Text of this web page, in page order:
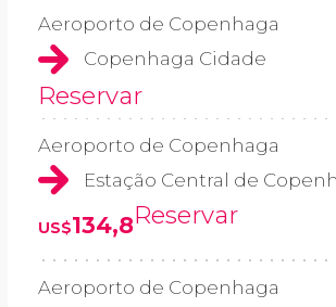
Aeroporto de Copenhaga
Copenhaga Cidade
Reservar
Aeroporto de Copenhaga
Estação Central de
US$134,8Reservar
Aeroporto de Copenhaga